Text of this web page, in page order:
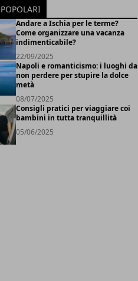
Andare a Ischia per le terme?
Come organizzare una vacanza
indimenticabile?
22/09/2025
Napoli e romanticismo: i luoghi da
non perdere per stupire la dolce
metà
08/07/2025
Consigli pratici per viaggiare coi
bambini in tutta tranquillità
05/06/2025